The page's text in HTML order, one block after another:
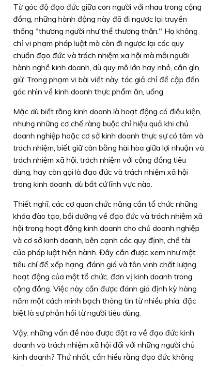
Từ góc độ đạo đức giữa con người với nhau trong cộng
đồng, những hành động này đã đi ngược lại truyền
thống "thương người như thể thương thân." Họ không
chỉ vi phạm pháp luật mà còn đi ngược lại các quy
chuẩn đạo đức và trách nhiệm xã hội mà mỗi người
hành nghề kinh doanh, dù quy mô lớn hay nhỏ, cần gìn
giữ. Trong phạm vi bài viết này, tác giả chỉ đề cập đến
góc nhìn về kinh doanh thực phẩm ăn, uống.
Mặc dù biết rằng kinh doanh là hoạt động có điều kiện,
nhưng những cơ chế ràng buộc chỉ hiệu quả khi chủ
doanh nghiệp hoặc cơ sở kinh doanh thực sự có tâm và
trách nhiệm, biết giữ cân bằng hài hòa giữa lợi nhuận và
trách nhiệm xã hội, trách nhiệm với cộng đồng tiêu
dùng, hay còn gọi là đạo đức và trách nhiệm xã hội
trong kinh doanh, dù bất cứ lĩnh vực nào.
Thiết nghĩ, các cơ quan chức năng cần tổ chức những
khóa đào tạo, bồi dưỡng về đạo đức và trách nhiệm xã
hội trong hoạt động kinh doanh cho chủ doanh nghiệp
và cơ sở kinh doanh, bên cạnh các quy định, chế tài
của pháp luật hiện hành. Đây cần được xem như một
tiêu chí để xếp hạng, đánh giá và tôn vinh chất lượng
hoạt động của một tổ chức, đơn vị kinh doanh trong
cộng đồng. Việc này cần được đánh giá định kỳ hàng
năm một cách minh bạch thông tin từ nhiều phía, đặc
biệt là sự phản hồi từ người tiêu dùng.
Vậy, những vấn đề nào được đặt ra về đạo đức kinh
doanh và trách nhiệm xã hội đối với những người chủ
kinh doanh? Thứ nhất, cần hiểu rằng đạo đức không